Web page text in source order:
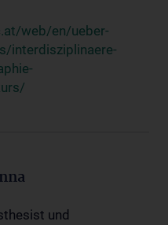
web/en/ueber-
interdisziplinaere-
und